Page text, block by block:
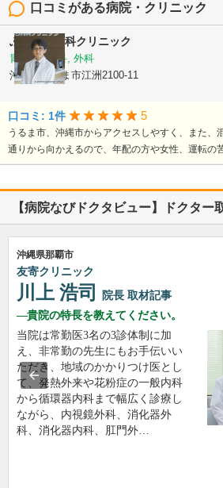
口コミがある病院・クリニック
ふくはら内科クリニック
胃腸科, 内科, 外科
沖縄県うるま市江洲2100-11
口コミ: 1件 5
うるま市、沖縄市からアクセスしやすく、また、
通りから向かえるので、年配の方や女性、運転の
【病院なびドクタビュー】ドクター
沖縄県那覇市
友寄クリニック
川上 浩司 院長 取材記事
貴院の特長を教えてください。
当院は常勤医3名の3診体制に加
え、非常勤の先生にもお手伝いい
ただき、地域のかかりつけ医とし
て、発熱外来や花粉症の一般内科
から循環器内科まで幅広く診療し
ながら、内視鏡外科、消化器外
科、消化器内科、肛門外…